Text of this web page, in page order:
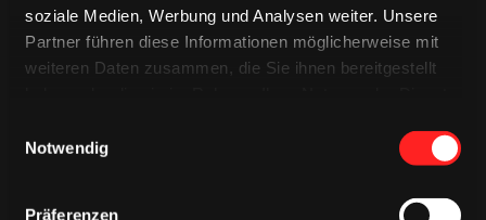
soziale Medien, Werbung und Analysen weiter. Unsere
Partner führen diese Informationen möglicherweise mit
weiteren Daten zusammen, die Sie ihnen bereitgestellt
Notwendig
Präferenzen
TRIKOTS
TRIKOTS